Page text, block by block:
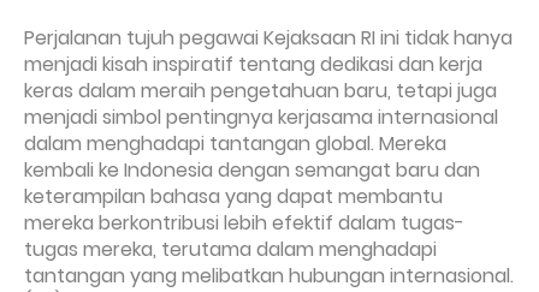
Perjalanan tujuh pegawai Kejaksaan RI ini tidak hanya
menjadi kisah inspiratif tentang dedikasi dan kerja
keras dalam meraih pengetahuan baru, tetapi juga
menjadi simbol pentingnya kerjasama internasional
dalam menghadapi tantangan global. Mereka
kembali ke Indonesia dengan semangat baru dan
keterampilan bahasa yang dapat membantu
mereka berkontribusi lebih efektif dalam tugas-
tugas mereka, terutama dalam menghadapi
tantangan yang melibatkan hubungan internasional.